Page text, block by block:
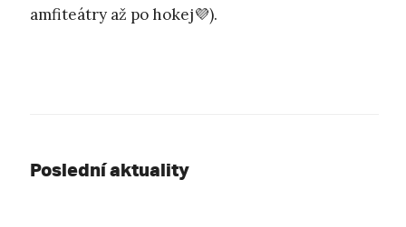
amfiteátry až po hokej💜).
Poslední aktuality